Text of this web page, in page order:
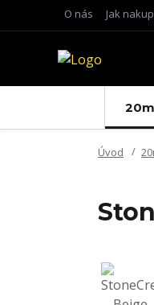
O nás Jak
Úvod